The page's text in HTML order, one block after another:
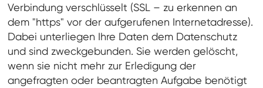
Verbindung verschlüsselt (SSL – zu erkennen an
dem "https" vor der aufgerufenen Internetadresse).
Dabei unterliegen Ihre Daten dem Datenschutz
und sind zweckgebunden. Sie werden gelöscht,
wenn sie nicht mehr zur Erledigung der
angefragten oder beantragten Aufgabe benötigt